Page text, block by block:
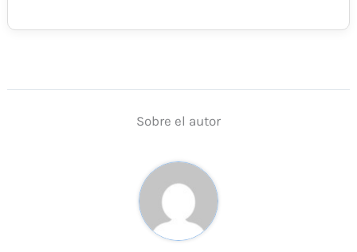
Sobre el autor